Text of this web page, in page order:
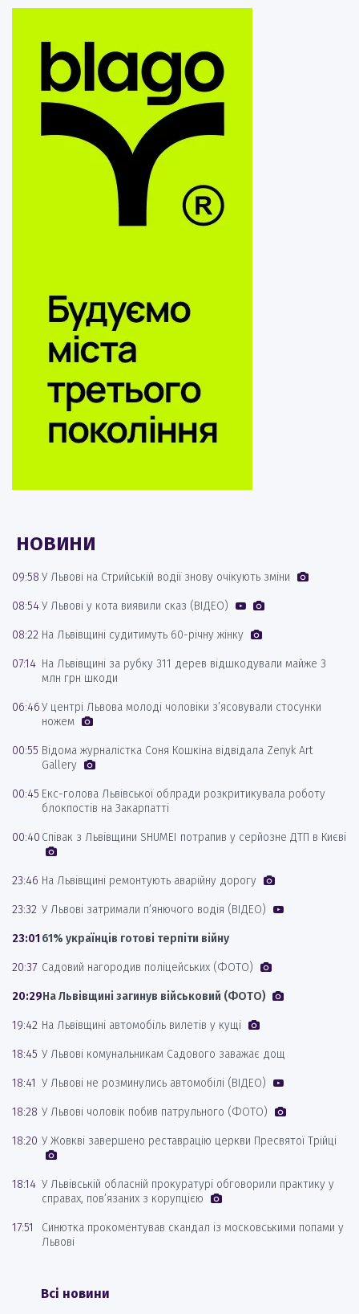
НОВИНИ
09:58 У Львові на Стрийській водії знову очікують зміни
08:54У Львові у кота виявили сказ (ВІДЕО)
08:22 На Львівщині судитимуть 60-річну жінку
07:14 На Львівщині за рубку 311 дерев відшкодували майже 3
млн грн шкоди
06:46У центрі Львова молоді чоловіки з’ясовували стосунки
ножем
00:55 Відома журналістка Соня Кошкіна відвідала Zenyk Art
Gallery
00:45 Екс-голова Львівської облради розкритикувала роботу
блокпостів на Закарпатті
00:40 Співак з Львівщини SHUMEI потрапив у серйозне ДТП в Києві
23:46 На Львівщині ремонтують аварійну дорогу
23:32 У Львові затримали п’янючого водія (ВІДЕО)
23:01 61% українців готові терпіти війну
20:37 Садовий нагородив поліцейських (ФОТО)
20:29На Львівщині загинув військовий (ФОТО)
19:42 На Львівщині автомобіль вилетів у кущі
18:45 У Львові комунальникам Садового заважає дощ
18:41 У Львові не розминулись автомобілі (ВІДЕО)
18:28 У Львові чоловік побив патрульного (ФОТО)
18:20 У Жовкві завершено реставрацію церкви Пресвятої Трійці
18:14 У Львівській обласній прокуратурі обговорили практику у
справах, пов’язаних з корупцією
17:51
Синютка прокоментував скандал із московськими попами у
Львові
Всі новини